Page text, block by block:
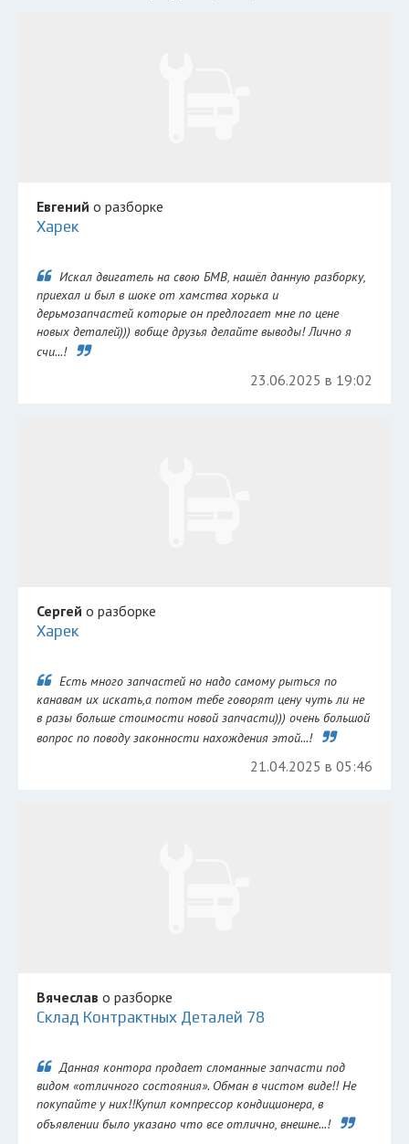
Евгений о разборке
Харек
Искал двигатель на свою БМВ, нашёл данную разборку,
приехал и был в шоке от хамства хорька и
дерьмозапчастей которые он предлогает мне по цене
новых деталей))) вобще друзья делайте выводы! Лично я
счи...!
23.06.2025 в 19:02
Сергей о разборке
Харек
Есть много запчастей но надо самому рыться по
канавам их искать,а потом тебе говорят цену чуть ли не
в разы больше стоимости новой запчасти))) очень большой
вопрос по поводу законности нахождения этой...!
21.04.2025 в 05:46
Вячеслав о разборке
Склад Контрактных Деталей 78
Данная контора продает сломанные запчасти под
видом «отличного состояния». Обман в чистом виде!! Не
покупайте у них!!Купил компрессор кондиционера, в
объявлении было указано что все отлично, внешне...!